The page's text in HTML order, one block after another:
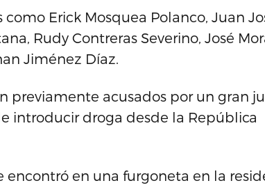
Erick Mosquea Polanco, Juan
Rudy Contreras Severino, José
Jiménez Díaz.
previamente acusados por un gran
introducir droga desde la República
encontró en una furgoneta en la